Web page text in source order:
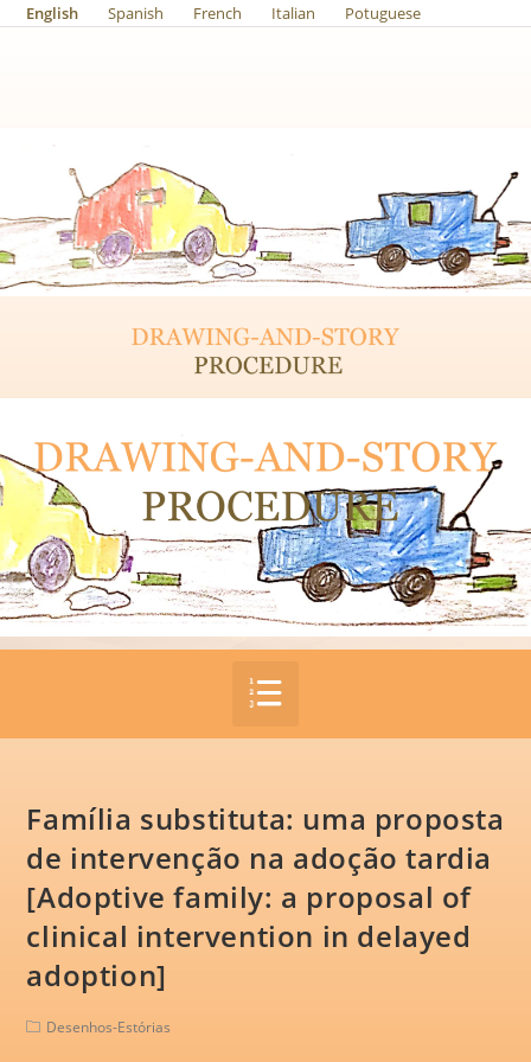
English Spanish French Italian Potuguese
Família substituta: uma proposta
de intervenção na adoção tardia
[Adoptive family: a proposal of
clinical intervention in delayed
adoption]
Desenhos-Estórias